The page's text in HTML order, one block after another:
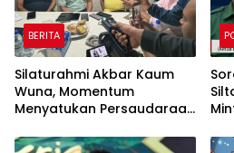
BERITA
Silaturahmi Akbar Kaum
Wuna, Momentum
Menyatukan Persaudaraan
Muna